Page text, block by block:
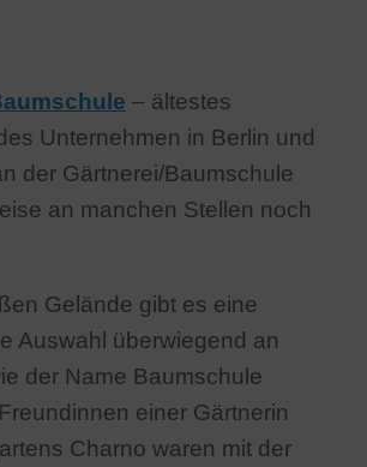
– ältestes
Unternehmen in Berlin und
der Gärtnerei/Baumschule
an manchen Stellen noch
Gelände gibt es eine
Auswahl überwiegend an
der Name Baumschule
einer Gärtnerin
Charno waren mit der